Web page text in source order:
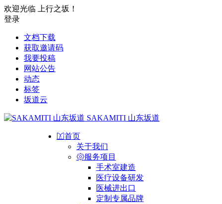
欢迎光临 上行之坂！
登录
文档下载
获取邀请码
我要投稿
网站公告
动态
标签
坂道云
SAKAMITI 山东坂道
首页
关于我们
服务项目
手术室建造
医疗设备研发
医械进出口
定制专属品牌